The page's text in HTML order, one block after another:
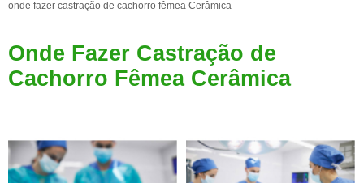
onde fazer castração de cachorro fêmea Cerâmica
Onde Fazer Castração de
Cachorro Fêmea Cerâmica